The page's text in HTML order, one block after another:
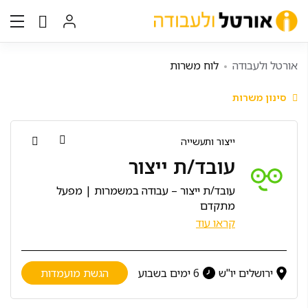
אורטל ולעבודה לוח משרות
סינון משרות
ייצור ותעשייה
עובד/ת ייצור
עובד/ת ייצור – עבודה במשמרות | מפעל
מתקדם
הפעלת מכונות ואחריות על פסי ייצור בסביבת
GMP אירופאיים.
מהות התפקיד:
הפעלת וניקוי מכונות ייצור
תיעוד תהליכי עבודה בזמן אמת
קראו עוד
ירושלים יו"ש 6 ימים בשבוע הגשת מועמדות